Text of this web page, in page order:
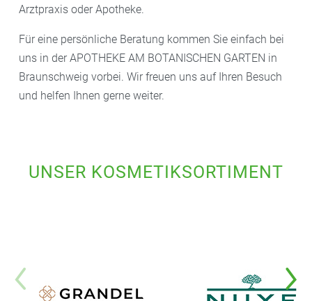
Arztpraxis oder Apotheke.
Für eine persönliche Beratung kommen Sie einfach bei
uns in der APOTHEKE AM BOTANISCHEN GARTEN in
Braunschweig vorbei. Wir freuen uns auf Ihren Besuch
und helfen Ihnen gerne weiter.
UNSER KOSMETIKSORTIMENT